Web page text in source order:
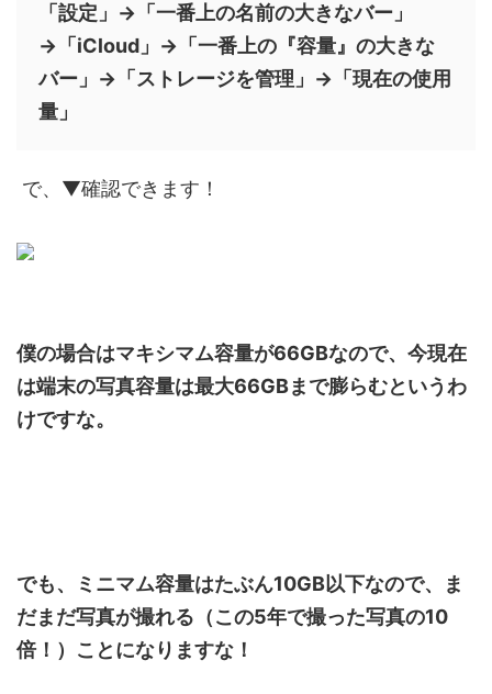
「設定」→「一番上の名前の大きなバー」
→「iCloud」→「一番上の『容量』の大きな
バー」→「ストレージを管理」→「現在の使用
量」
で、▼確認できます！
僕の場合はマキシマム容量が66GBなので、今現在
は端末の写真容量は最大66GBまで膨らむというわ
けですな。
でも、ミニマム容量はたぶん10GB以下なので、ま
だまだ写真が撮れる（この5年で撮った写真の10
倍！）ことになりますな！